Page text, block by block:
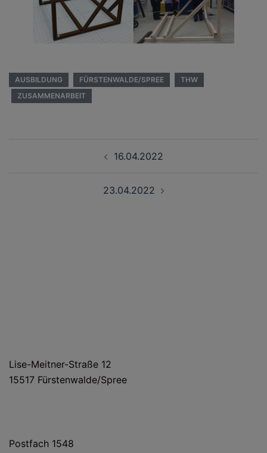
AUSBILDUNG FÜRSTENWALDE/SPREE
THW
ZUSAMMENARBEIT
16.04.2022
23.04.2022
Lise-Meitner-Straße 12
15517 Fürstenwalde/Spree
Postfach 1548